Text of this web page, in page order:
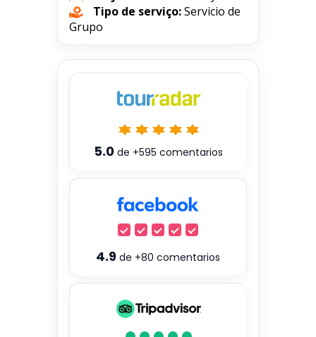
Tipo de serviço:Servicio de
Grupo
5.0 de +595 comentarios
4.9 de +80 comentarios